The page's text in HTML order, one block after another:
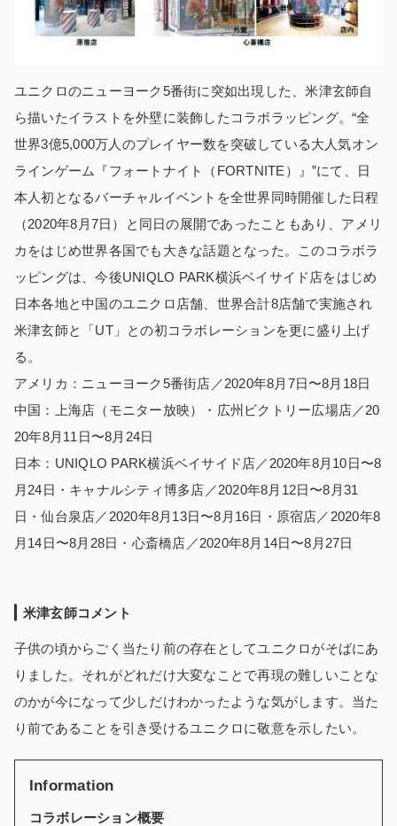
ユニクロのニューヨーク5番街に突如出現した、米津玄師自
ら描いたイラストを外壁に装飾したコラボラッピング。“全
世界3億5,000万人のプレイヤー数を突破している大人気オン
ラインゲーム『フォートナイト（FORTNITE）』”にて、日
本人初となるバーチャルイベントを全世界同時開催した日程
（2020年8月7日）と同日の展開であったこともあり、アメリ
カをはじめ世界各国でも大きな話題となった。このコラボラ
ッピングは、今後UNIQLO PARK横浜ベイサイド店をはじめ
日本各地と中国のユニクロ店舗、世界合計8店舗で実施され
米津玄師と「UT」との初コラボレーションを更に盛り上げ
る。
アメリカ：ニューヨーク5番街店／2020年8月7日〜8月18日
中国：上海店（モニター放映）・広州ビクトリー広場店／20
20年8月11日〜8月24日
日本：UNIQLO PARK横浜ベイサイド店／2020年8月10日〜8
月24日・キャナルシティ博多店／2020年8月12日〜8月31
日・仙台泉店／2020年8月13日〜8月16日・原宿店／2020年8
月14日〜8月28日・心斎橋店／2020年8月14日〜8月27日
米津玄師コメント
子供の頃からごく当たり前の存在としてユニクロがそばにあ
りました。それがどれだけ大変なことで再現の難しいことな
のかが今になって少しだけわかったような気がします。当た
り前であることを引き受けるユニクロに敬意を示したい。
Information
コラボレーション概要